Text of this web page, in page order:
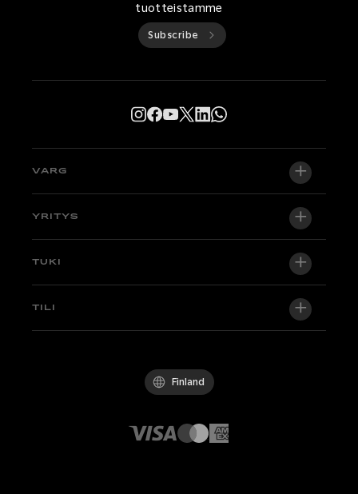
tuotteistamme
Subscribe
VARG
VARG EX
Factory Edition
Pyöriä varastossa
YRITYS
Tietoa meistä
TUKI
Tuki
Whistleblowing Channel
TILI
Finland